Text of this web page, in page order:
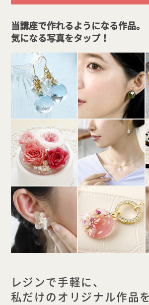
当講座で作れるようになる作品。
気になる写真をタップ！
レジンで手軽に、
私だけのオリジナル作品